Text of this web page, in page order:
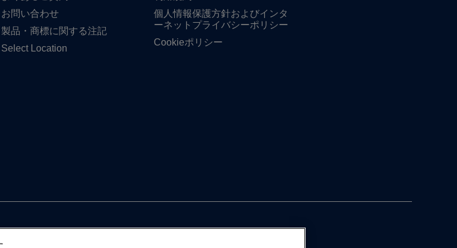
お問い​合わせ
製品・商標に​関する​注記
Select Location
個人情報保護方針およびインタ
ーネットプライバシーポリシー
Cookieポリシー